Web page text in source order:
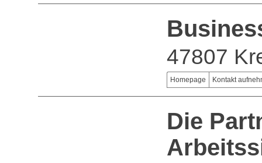
47807
Homepage Kontakt
Die